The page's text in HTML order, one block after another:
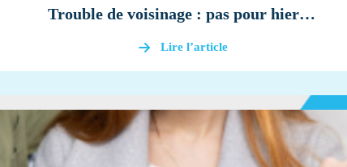
Trouble de voisinage : pas pour hier…
Lire l’article